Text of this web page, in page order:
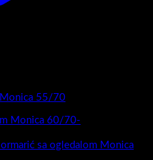
Monica 55/70